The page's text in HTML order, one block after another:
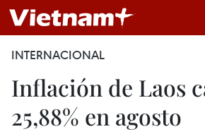
INTERNACIONAL
Inflación de Laos
25,88% en agosto